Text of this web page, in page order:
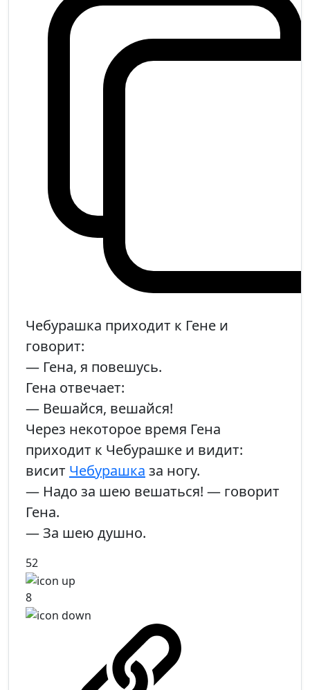
Чебурашка приходит к Гене и
говорит:
— Гена, я повешусь.
Гена отвечает:
— Вешайся, вешайся!
Через некоторое время Гена
приходит к Чебурашке и видит:
висит Чебурашка за ногу.
— Надо за шею вешаться! — говорит
Гена.
— За шею душно.
52
8